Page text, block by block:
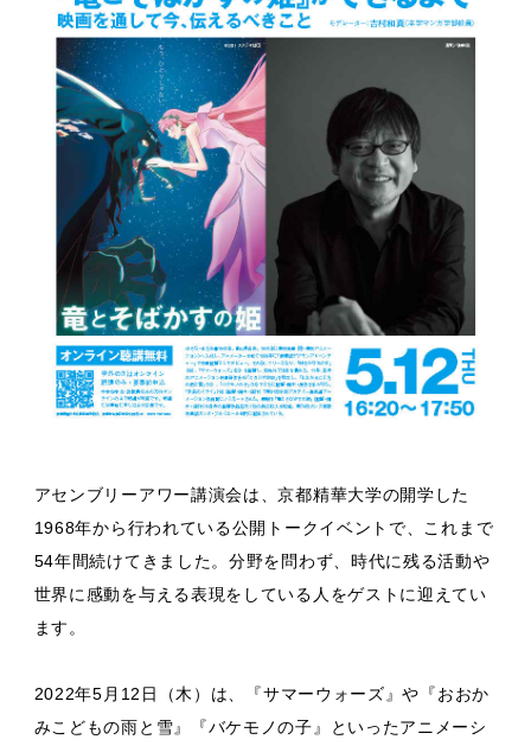
アセンブリーアワー講演会は、京都精華大学の開学した
1968年から行われている公開トークイベントで、これまで
54年間続けてきました。分野を問わず、時代に残る活動や
世界に感動を与える表現をしている人をゲストに迎えてい
ます。
2022年5月12日（木）は、『サマーウォーズ』や『おおか
みこどもの雨と雪』『バケモノの子』といったアニメーシ